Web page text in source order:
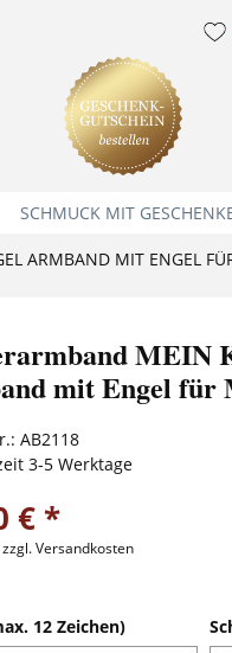
SCHMUCK MIT
ARMBAND MIT ENGEL
MEIN
mit Engel für
AB2118
3-5 Werktage
€ *
zzgl. Versandkosten
12 Zeichen)